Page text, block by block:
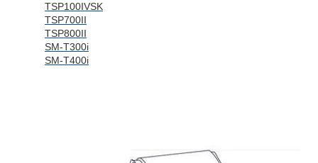
TSP100IVSK
TSP700II
TSP800II
SM-T300i
SM-T400i